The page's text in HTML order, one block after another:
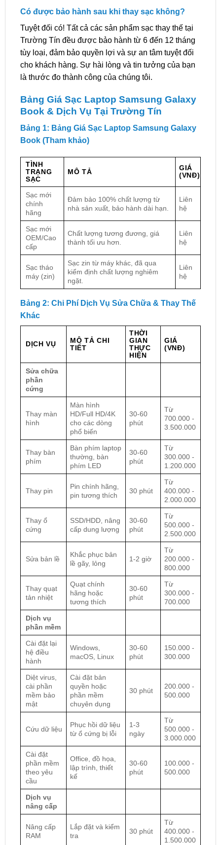
Có được bảo hành sau khi thay sạc không?
Tuyệt đối có! Tất cả các sản phẩm sạc thay thế tại
Trường Tín đều được bảo hành từ 6 đến 12 tháng
tùy loại, đảm bảo quyền lợi và sự an tâm tuyệt đối
cho khách hàng. Sự hài lòng và tin tưởng của bạn
là thước đo thành công của chúng tôi.
Bảng Giá Sạc Laptop Samsung Galaxy
Book & Dịch Vụ Tại Trường Tín
Bảng 1: Bảng Giá Sạc Laptop Samsung Galaxy
Book (Tham khảo)
TÌNH
TRẠNG
SẠC
MÔ TẢ
GIÁ
(VNĐ)
Sạc mới
chính
hãng
Đảm bảo 100% chất lượng từ
nhà sản xuất, bảo hành dài hạn.
Liên
hệ
Sạc mới
OEM/Cao
cấp
Chất lượng tương đương, giá
thành tối ưu hơn.
Liên
hệ
Sạc tháo
máy (zin)
Sạc zin từ máy khác, đã qua
kiểm định chất lượng nghiêm
ngặt.
Liên
hệ
Bảng 2: Chi Phí Dịch Vụ Sửa Chữa & Thay Thế
Khác
DỊCH VỤ
MÔ TẢ CHI
TIẾT
THỜI
GIAN
THỰC
HIỆN
GIÁ
(VNĐ)
Sửa chữa
phần
cứng
Thay màn
hình
Màn hình
HD/Full HD/4K
cho các dòng
phổ biến
30-60
phút
Từ
700.000 -
3.500.000
Thay bàn
phím
Bàn phím laptop
thường, bàn
phím LED
30-60
phút
Từ
300.000 -
1.200.000
Thay pin
Pin chính hãng,
pin tương thích
30 phút
Từ
400.000 -
2.000.000
Thay ổ
cứng
SSD/HDD, nâng
cấp dung lượng
30-60
phút
Từ
500.000 -
2.500.000
Sửa bản lề
Khắc phục bản
lề gãy, lỏng
1-2 giờ
Từ
200.000 -
800.000
Thay quạt
tản nhiệt
Quạt chính
hãng hoặc
tương thích
30-60
phút
Từ
300.000 -
700.000
Dịch vụ
phần mềm
Cài đặt lại
hệ điều
hành
Windows,
macOS, Linux
30-60
phút
150.000 -
300.000
Diệt virus,
cài phần
mềm bảo
mật
Cài đặt bản
quyền hoặc
phần mềm
chuyên dụng
30 phút
200.000 -
500.000
Cứu dữ liệu
Phục hồi dữ liệu
từ ổ cứng bị lỗi
1-3
ngày
Từ
500.000 -
3.000.000
Cài đặt
phần mềm
theo yêu
cầu
Office, đồ họa,
lập trình, thiết
kế
30-60
phút
100.000 -
500.000
Dịch vụ
nâng cấp
Nâng cấp
RAM
Lắp đặt và kiểm
tra
30 phút
Từ
400.000 -
1.500.000